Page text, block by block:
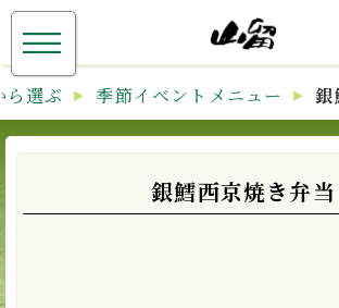
ら選ぶ 季節イベントメニュー 銀
銀鱈西京焼き弁当
≡